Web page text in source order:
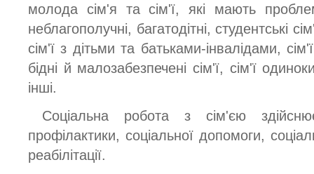
молода сім'я та сім'ї, які мають
неблагополучні, багатодітні, студентські
сім'ї з дітьми та батьками-інвалідами,
бідні й малозабезпечені сім'ї, сім'ї
інші.
Соціальна робота з сім'єю
профілактики, соціальної допомоги,
реабілітації.